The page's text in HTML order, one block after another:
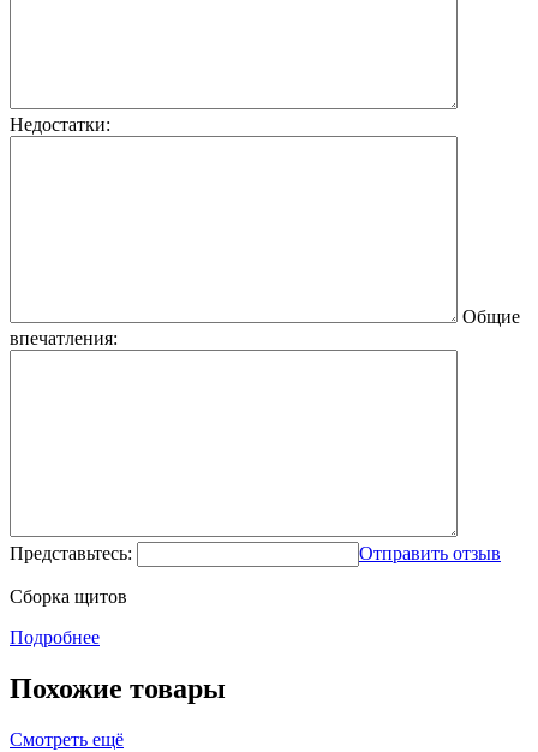
Недостатки:
Общие
впечатления:
Представьтесь: Отправить отзыв
Сборка щитов
Подробнее
Похожие товары
Смотреть ещё